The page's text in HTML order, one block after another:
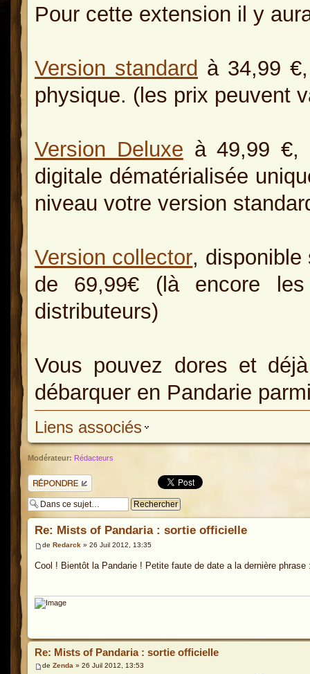
Pour cette extension il y
Version standard à 34,99
physique. (les prix peuvent
Version Deluxe à 49,99 €,
digitale dématérialisée
niveau votre version
Version collector, disponible
de 69,99€ (là encore
distributeurs)
Vous pouvez dores et
débarquer en Pandarie
Liens associés
Modérateur: Rédacteurs
Répondre
Re: Mists of Pandaria : sortie officielle
de Redarck » 26 Juil 2012, 13:35
Cool ! Bientôt la Pandarie ! Petite faute de date a la dernière
Re: Mists of Pandaria : sortie officielle
de Zenda » 26 Juil 2012, 13:53